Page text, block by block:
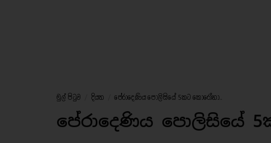
මුල් පිටුව දියත පේරාදෙණිය පොලිසියේ 5කට කොරෝනා..
පේරාදෙණිය පොලිසියේ